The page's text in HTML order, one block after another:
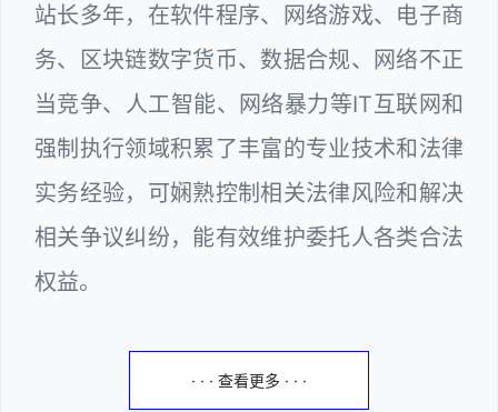
站长多年，在软件程序、网络游戏、电子商
务、区块链数字货币、数据合规、网络不正
当竞争、人工智能、网络暴力等IT互联网和
强制执行领域积累了丰富的专业技术和法律
实务经验，可娴熟控制相关法律风险和解决
相关争议纠纷，能有效维护委托人各类合法
权益。
· · · 查看更多 · · ·